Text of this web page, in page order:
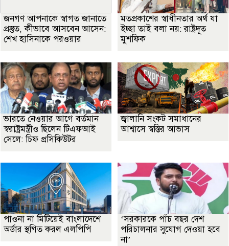
জনগণ আপনাকে স্বাগত জানাতে
প্রস্তুত, কীভাবে আসবেন আসেন:
শেখ হাসিনাকে পরওয়ার
মতপ্রকাশের স্বাধীনতার অর্থ যা
ইচ্ছা তাই বলা নয়: রাষ্ট্রদূত
মুশফিক
ভারতে নেওয়ার আগে বর্তমান
স্বরাষ্ট্রমন্ত্রীও ছিলেন টিএফআই
সেলে: চিফ প্রসিকিউটর
জ্বালানি সংকট সমাধানের
আশ্বাসে স্বস্তির আভাস
পাওনা না মিটিয়েই বাংলাদেশে
অর্ডার স্থগিত করল এলপিপি
‘সরকারকে পাঁচ বছর দেশ
পরিচালনার সুযোগ দেওয়া হবে
না’